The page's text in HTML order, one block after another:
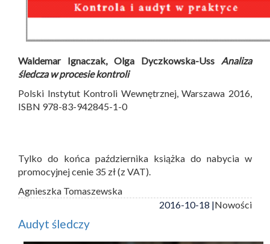
Waldemar Ignaczak, Olga Dyczkowska-Uss Analiza
śledcza w procesie kontroli
Polski Instytut Kontroli Wewnętrznej, Warszawa 2016,
ISBN 978-83-942845-1-0
Tylko do końca października książka do nabycia w
promocyjnej cenie 35 zł (z VAT).
Agnieszka Tomaszewska
2016-10-18 |Nowości
Audyt śledczy